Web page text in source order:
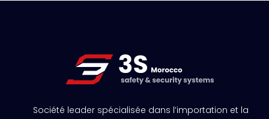
Société leader spécialisée dans l’importation et la